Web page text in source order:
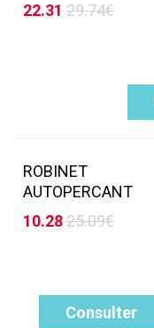
22.31 29.74€
ROBINET
AUTOPERCANT
10.2825.09€
Consulter